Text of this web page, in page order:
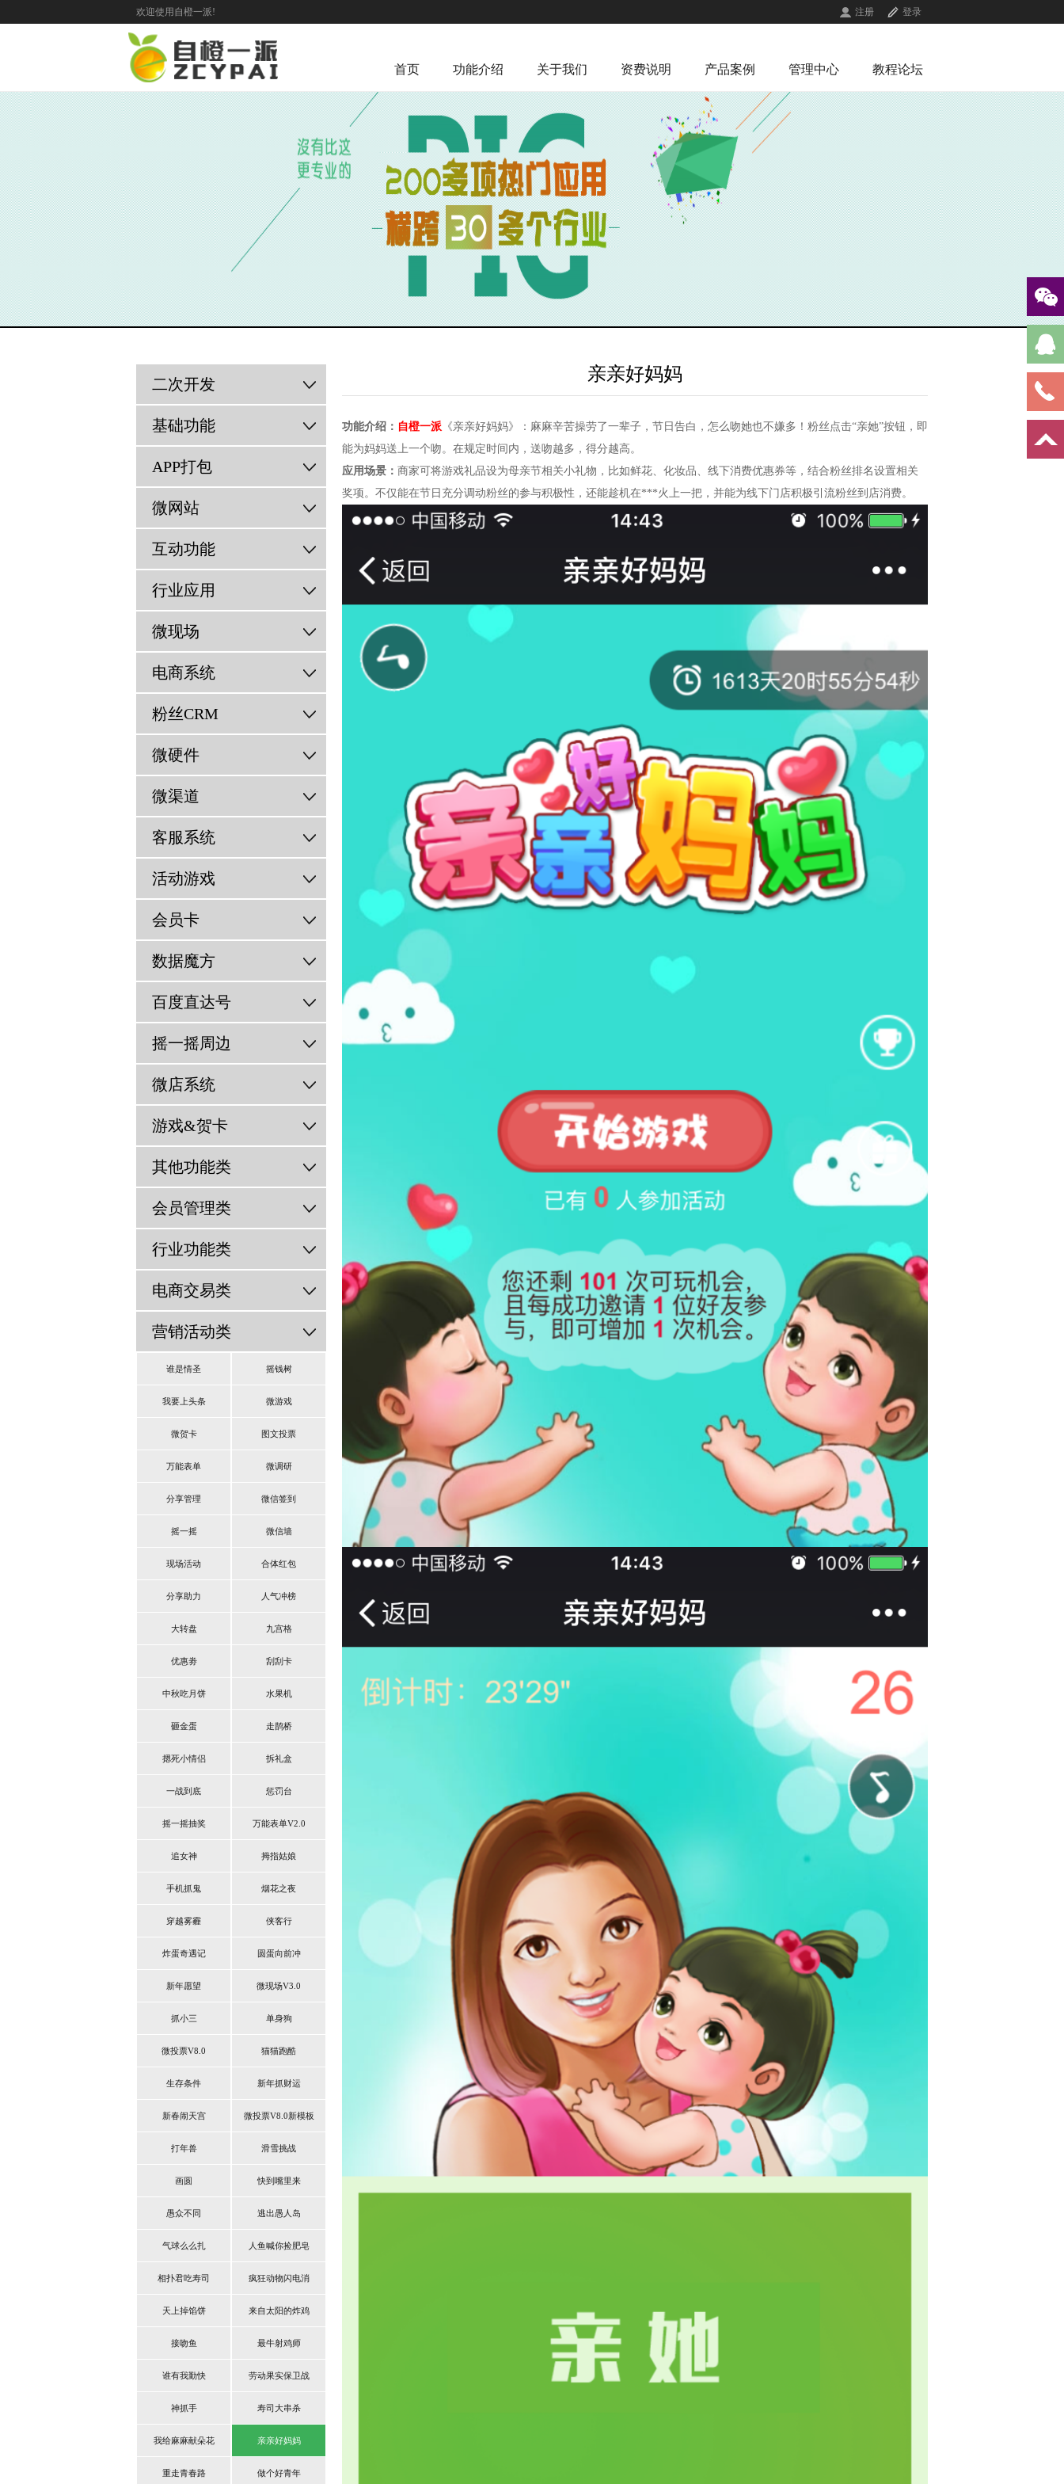
欢迎使用自橙一派! 注册 登录
首页 功能介绍 关于我们 资费说明 产品案例 管理中心 教程论坛
二次开发
基础功能
APP打包
微网站
互动功能
行业应用
微现场
电商系统
粉丝CRM
微硬件
微渠道
客服系统
活动游戏
会员卡
数据魔方
百度直达号
摇一摇周边
微店系统
游戏&贺卡
其他功能类
会员管理类
行业功能类
电商交易类
营销活动类
谁是情圣 摇钱树
我要上头条 微游戏
微贺卡 图文投票
万能表单 微调研
分享管理 微信签到
摇一摇 微信墙
现场活动 合体红包
分享助力 人气冲榜
大转盘 九宫格
优惠劵 刮刮卡
中秋吃月饼 水果机
砸金蛋 走鹊桥
摁死小情侣 拆礼盒
一战到底 惩罚台
摇一摇抽奖 万能表单V2.0
追女神 拇指姑娘
手机抓鬼 烟花之夜
穿越雾霾 侠客行
炸蛋奇遇记 圆蛋向前冲
新年愿望 微现场V3.0
抓小三 单身狗
微投票V8.0 猫猫跑酷
生存条件 新年抓财运
新春闹天宫 微投票V8.0新模板
打年兽 滑雪挑战
画圆 快到嘴里来
愚众不同 逃出愚人岛
气球么么扎 人鱼喊你捡肥皂
相扑君吃寿司 疯狂动物闪电消
天上掉馅饼 来自太阳的炸鸡
接吻鱼 最牛射鸡师
谁有我勤快 劳动果实保卫战
神抓手 寿司大串杀
我给麻麻献朵花 亲亲好妈妈
重走青春路 做个好青年
亲亲好妈妈
功能介绍： 自橙一派 《亲亲好妈妈》：麻麻辛苦操劳了一辈子，节日告白，怎么吻她也不嫌多！粉丝点击“亲她”按钮，即
能为妈妈送上一个吻。在规定时间内，送吻越多，得分越高。
应用场景： 商家可将游戏礼品设为母亲节相关小礼物，比如鲜花、化妆品、线下消费优惠券等，结合粉丝排名设置相关
奖项。不仅能在节日充分调动粉丝的参与积极性，还能趁机在***火上一把，并能为线下门店积极引流粉丝到店消费。